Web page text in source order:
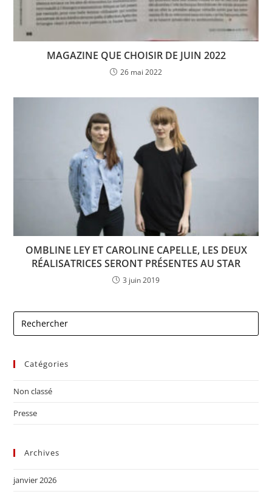
MAGAZINE QUE CHOISIR DE JUIN 2022
26 mai 2022
OMBLINE LEY ET CAROLINE CAPELLE, LES DEUX
RÉALISATRICES SERONT PRÉSENTES AU STAR
3 juin 2019
Catégories
Non classé
Presse
Archives
janvier 2026